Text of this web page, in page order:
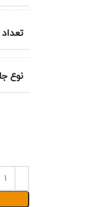
نوع